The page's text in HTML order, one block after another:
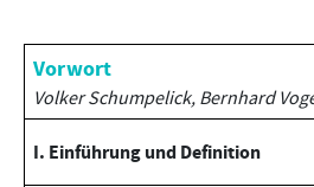
Vorwort
Volker Schumpelick, Bernhard
I. Einführung und Definition